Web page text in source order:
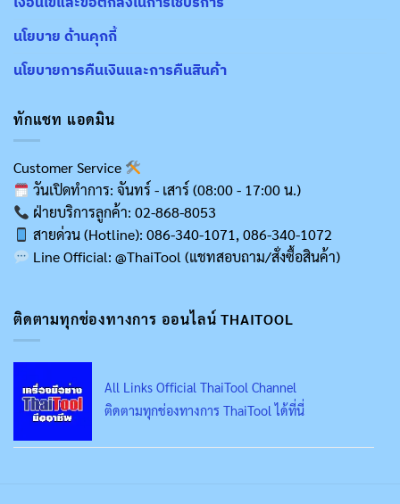
นโยบาย ด้านคุกกี้
นโยบายการคืนเงินและการคืนสินค้า
ทักแชท แอดมิน
Customer Service
วันเปิดทำการ: จันทร์ - เสาร์ (08:00 - 17:00 น.)
ฝ่ายบริการลูกค้า: 02-868-8053
สายด่วน (Hotline): 086-340-1071, 086-340-1072
Line Official: @ThaiTool (แชทสอบถาม/สั่งซื้อสินค้า)
ติดตามทุกช่องทางการ ออนไลน์ THAITOOL
All Links Official ThaiTool Channel
ติดตามทุกช่องทางการ ThaiTool ได้ที่นี่